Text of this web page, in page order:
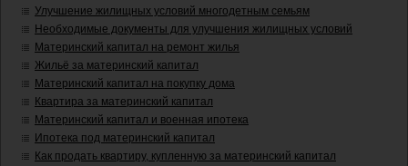
Улучшение жилищных условий многодетным семьям
Необходимые документы для улучшения жилищных условий
Материнский капитал на ремонт жилья
Жильё за материнский капитал
Материнский капитал на покупку дома
Квартира за материнский капитал
Материнский капитал и военная ипотека
Ипотека под материнский капитал
Как продать квартиру, купленную за материнский капитал